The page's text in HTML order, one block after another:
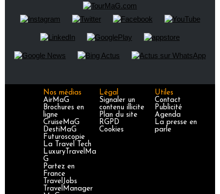
Nos médias
AirMaG
Brochures en
ligne
CruiseMaG
DestiMaG
Futuroscopie
La Travel Tech
LuxuryTravelMa
G
Partez en
France
TravelJobs
TravelManager
Légal
Signaler un
contenu illicite
Plan du site
RGPD
Cookies
Utiles
Contact
Publicité
Agenda
La presse en
parle